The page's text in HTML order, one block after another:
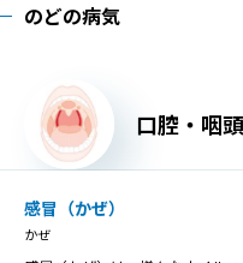
のどの病気
口腔・咽
感冒（かぜ）
かぜ